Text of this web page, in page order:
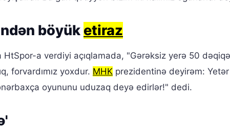
böyük etiraz
HtSpor-a verdiyi açıqlamada, "Gərəksiz yerə 50
forvardımız yoxdur. MHK prezidentinə deyirəm: Yetər
oyununu uduzaq deyə edirlər!" dedi.